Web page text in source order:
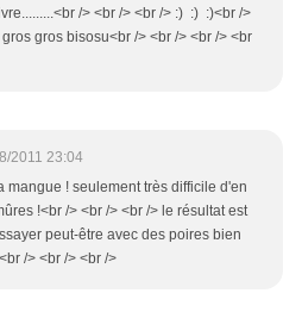
/> <br /> <br /> :) :) :)<br />
gros bisosu<br /> <br /> <br /> <br
2011 23:04
mangue ! seulement très difficile d'en
!<br /> <br /> <br /> le résultat est
peut-être avec des poires bien
/> <br /> <br />